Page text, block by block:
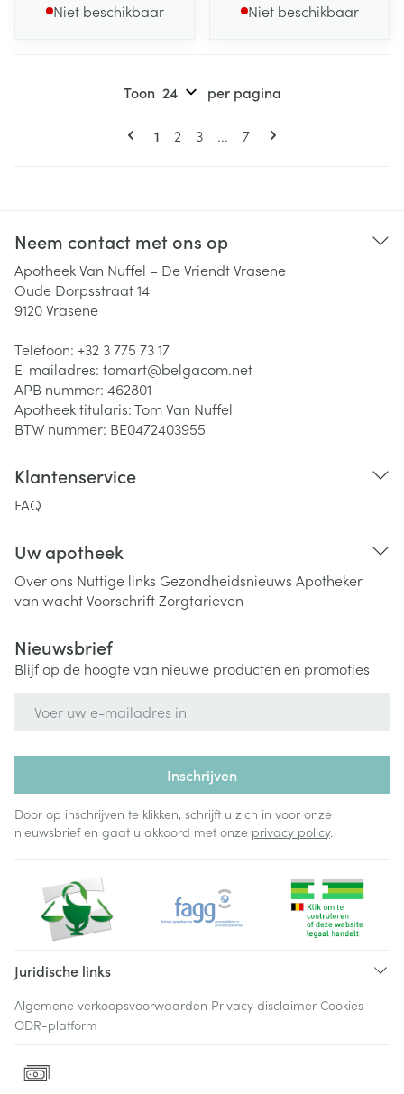
Niet beschikbaar Niet beschikbaar
Pagina's
U lees momenteel pagina
1 Pagina
2 Pagina
3 ... Pagina
7
Toon per pagina
Neem contact met ons op
Apotheek Van Nuffel – De Vriendt Vrasene
Oude Dorpsstraat 14
9120Vrasene
Telefoon: +32 3 775 73 17
E-mailadres: tomart@belgacom.net
APB nummer: 462801
Apotheek titularis:Tom Van Nuffel
BTW nummer: BE0472403955
Klantenservice
FAQ
Uw apotheek
Over ons Nuttige links Gezondheidsnieuws Apotheker
van wachtVoorschriftZorgtarieven
Nieuwsbrief
Blijf op de hoogte van nieuwe producten en promoties
Inschrijven
Door op inschrijven te klikken, schrijft u zich in voor onze
nieuwsbrief en gaat u akkoord met onze privacy policy.
Juridische links
Algemene verkoopsvoorwaarden Privacy disclaimer Cookies
ODR-platform